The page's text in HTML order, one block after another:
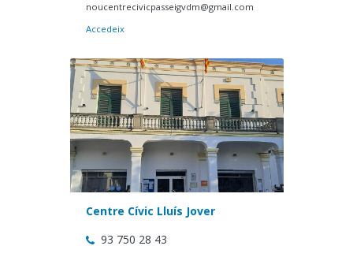
noucentrecivicpasseigvdm@gmail.com
Accedeix
Centre Cívic Lluís Jover
93 750 28 43